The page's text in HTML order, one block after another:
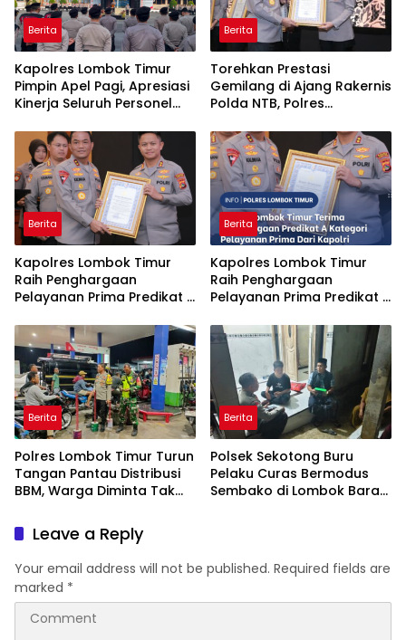
Berita
Kapolres Lombok Timur
Pimpin Apel Pagi, Apresiasi
Kinerja Seluruh Personel
Berita
Torehkan Prestasi
Gemilang di Ajang Rakernis
Polda NTB, Polres
Penghargaan Pelayanan
Prima Kapolri
Berita
Kapolres Lombok Timur
Raih Penghargaan
Pelayanan Prima Predikat A
Berita
Kapolres Lombok Timur
Raih Penghargaan
Pelayanan Prima Predikat A
Berita
Polres Lombok Timur Turun
Tangan Pantau Distribusi
BBM, Warga Diminta Tak
Berita
Polsek Sekotong Buru
Pelaku Curas Bermodus
Sembako di Lombok Barat,
Leave a Reply
Your email address will not be published. Required fields are
marked *